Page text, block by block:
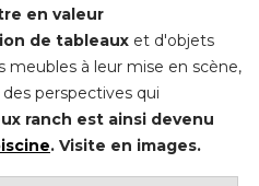
en valeur
de tableaux et d'objets
meubles à leur mise en scène,
perspectives qui
ranch est ainsi devenu
. Visite en images.